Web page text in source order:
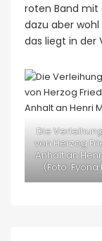
roten Band mit
dazu aber
das liegt in der
Die
von Herzog
Anhalt an
(Foto: Fyona